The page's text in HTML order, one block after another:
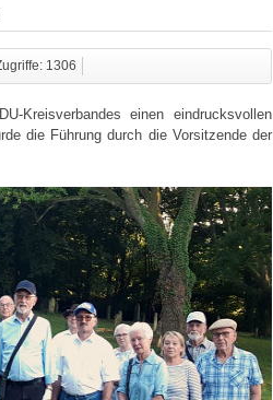
1306
Kreisverbandes einen eindrucksvollen
die Führung durch die Vorsitzende der